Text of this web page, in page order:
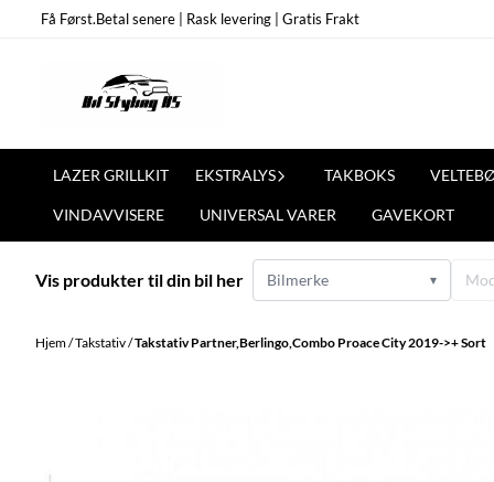
Hopp til innhold
Få Først.Betal senere | Rask levering | Gratis Frakt
LAZER GRILLKIT EKSTRALYS TAKBOKS
VINDAVVISERE UNIVERSAL VARER GAVEKORT
Vis produkter til din bil her Bilmerke ▾
Hjem/Takstativ/Takstativ Partner,Berlingo,Combo Proace City 2019->+ Sort